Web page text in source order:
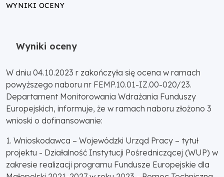
WYNIKI OCENY
Wyniki oceny
W dniu 04.10.2023 r zakończyła się ocena w ramach
powyższego naboru nr FEMP.10.01-IZ.00-020/23.
Departament Monitorowania Wdrażania Funduszy
Europejskich, informuje, że w ramach naboru złożono 3
wnioski o dofinansowanie:
1. Wnioskodawca – Wojewódzki Urząd Pracy – tytuł
projektu - Działalność Instytucji Pośredniczącej (WUP) w
zakresie realizacji programu Fundusze Europejskie dla